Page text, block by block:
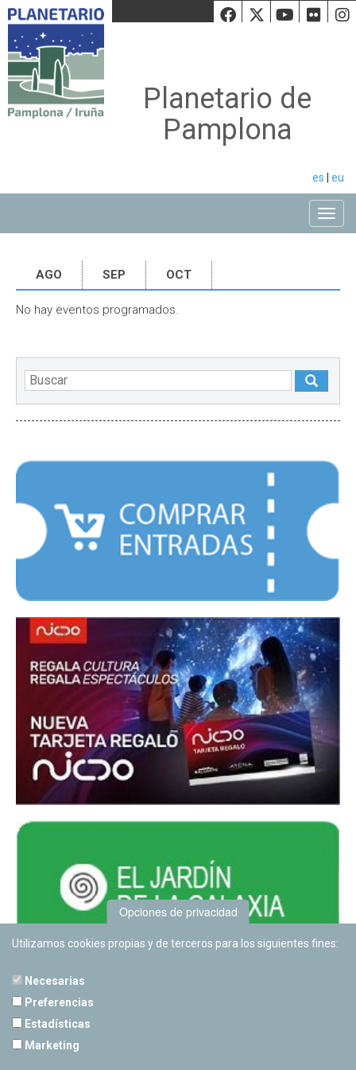
Facebook
Twiiter
Planetario de
Pamplona
es eu
AGO SEP OCT
No hay eventos programados.
Opciones de privacidad
Utilizamos cookies propias y de terceros para los siguientes fines:
Necesarias
Preferencias
Estadísticas
Marketing